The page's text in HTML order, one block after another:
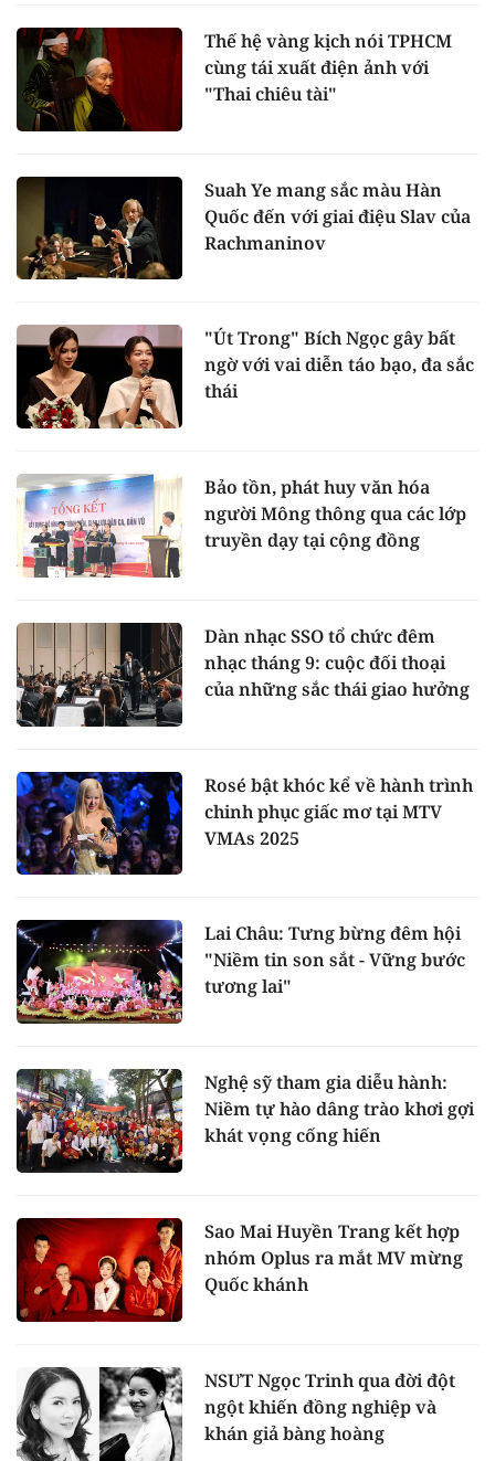
Thế hệ vàng kịch nói TPHCM
cùng tái xuất điện ảnh với
"Thai chiêu tài"
Suah Ye mang sắc màu Hàn
Quốc đến với giai điệu Slav của
Rachmaninov
"Út Trong" Bích Ngọc gây bất
ngờ với vai diễn táo bạo, đa sắc
thái
Bảo tồn, phát huy văn hóa
người Mông thông qua các lớp
truyền dạy tại cộng đồng
Dàn nhạc SSO tổ chức đêm
nhạc tháng 9: cuộc đối thoại
của những sắc thái giao hưởng
Rosé bật khóc kể về hành trình
chinh phục giấc mơ tại MTV
VMAs 2025
Lai Châu: Tưng bừng đêm hội
"Niềm tin son sắt - Vững bước
tương lai"
Nghệ sỹ tham gia diễu hành:
Niềm tự hào dâng trào khơi gợi
khát vọng cống hiến
Sao Mai Huyền Trang kết hợp
nhóm Oplus ra mắt MV mừng
Quốc khánh
NSƯT Ngọc Trinh qua đời đột
ngột khiến đồng nghiệp và
khán giả bàng hoàng